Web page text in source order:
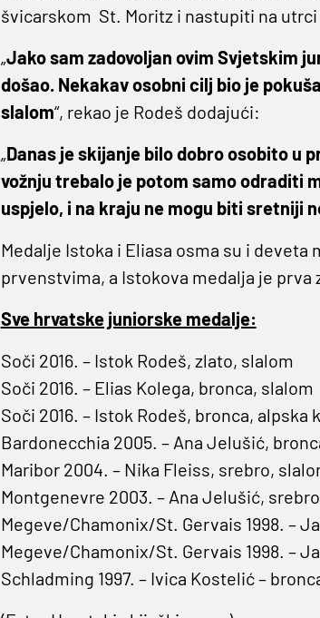
švicarskom St. Moritz i nastupiti na utrci
„Jako sam zadovoljan ovim Svjetskim
došao. Nekakav osobni cilj bio je
slalom“, rekao je Rodeš dodajući:
„Danas je skijanje bilo dobro osobito u
vožnju trebalo je potom samo odraditi
uspjelo, i na kraju ne mogu biti sretniji
Medalje Istoka i Eliasa osma su i
prvenstvima, a Istokova medalja je prva
Sve hrvatske juniorske medalje:
Soči 2016. – Istok Rodeš, zlato, slalom
Soči 2016. – Elias Kolega, bronca, slalom
Soči 2016. – Istok Rodeš, bronca, alpska
Bardonecchia 2005. – Ana Jelušić,
Maribor 2004. – Nika Fleiss, srebro,
Montgenevre 2003. – Ana Jelušić,
Megeve/Chamonix/St. Gervais 1998. –
Megeve/Chamonix/St. Gervais 1998. –
Schladming 1997. – Ivica Kostelić –